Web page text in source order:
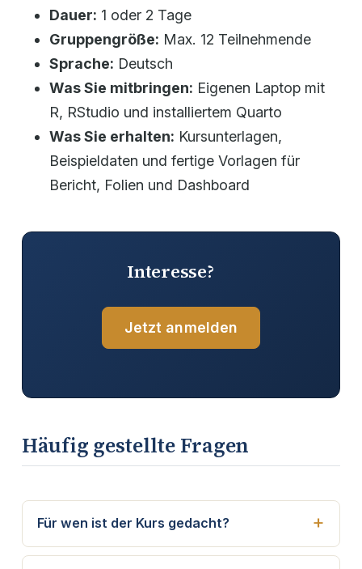
Dauer: 1 oder 2 Tage
Gruppengröße: Max. 12 Teilnehmende
Sprache: Deutsch
Was Sie mitbringen: Eigenen Laptop mit
R, RStudio und installiertem Quarto
Was Sie erhalten: Kursunterlagen,
Beispieldaten und fertige Vorlagen für
Bericht, Folien und Dashboard
Interesse?
Jetzt anmelden
Häufig gestellte Fragen
Für wen ist der Kurs gedacht?